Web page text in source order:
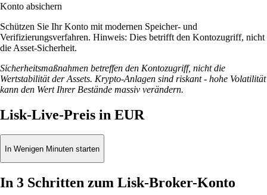
Konto absichern
Schützen Sie Ihr Konto mit modernen Speicher- und
Verifizierungsverfahren. Hinweis: Dies betrifft den Kontozugriff, nicht
die Asset-Sicherheit.
Sicherheitsmaßnahmen betreffen den Kontozugriff, nicht die
Wertstabilität der Assets. Krypto-Anlagen sind riskant - hohe Volatilität
kann den Wert Ihrer Bestände massiv verändern.
Lisk-Live-Preis in EUR
In Wenigen Minuten starten
In 3 Schritten zum Lisk-Broker-Konto